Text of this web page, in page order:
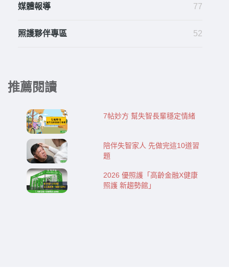
媒體報導 77
照護夥伴專區 52
推薦閱讀
7帖妙方 幫失智長輩穩定情緒
陪伴失智家人 先做完這10道習
題
2026 優照護「高齡金融X健康
照護 新趨勢館」